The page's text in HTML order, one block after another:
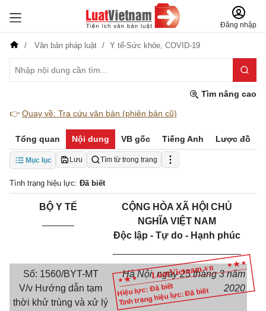
Đăng nhập
Văn bản pháp luật Y tế-Sức khỏe, COVID-19
Tìm nâng cao
👉 Quay về: Tra cứu văn bản (phiên bản cũ)
Tổng quan Nội dung VB gốc Tiếng Anh Lược đồ
Mục lục Lưu Tìm từ trong trang
Tình trạng hiệu lực: Đã biết
Hiệu lực: Đã biết
Tình trạng hiệu lực: Đã biết
BỘ Y TẾ
CỘNG HÒA XÃ HỘI CHỦ
NGHĨA VIỆT NAM
Độc lập - Tự do - Hạnh phúc
Số: 1560/BYT-MT
V/v Hướng dẫn tạm
thời khử trùng và xử lý
Hà Nội, ngày25tháng3năm
2020